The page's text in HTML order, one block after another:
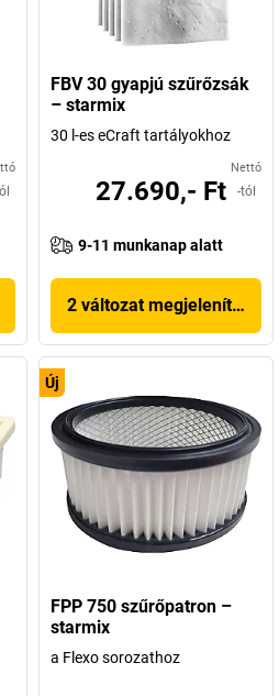
FBV 30 gyapjú szűrőzsák
– starmix
30 l-es eCraft tartályokhoz
Nettó
27.690,- Ft -tól
9-11 munkanap alatt
2 változat megjelenítése
Új
FPP 750 szűrőpatron –
starmix
a Flexo sorozathoz